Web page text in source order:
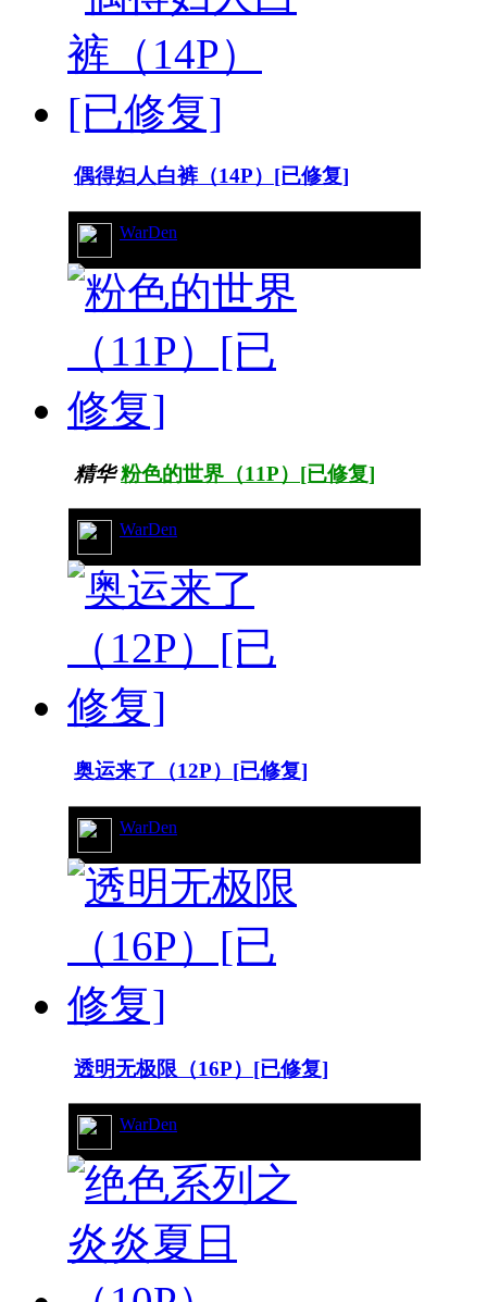
偶得妇人白裤（14P）[已修复]
WarDen
精华 粉色的世界（11P）[已修复]
WarDen
奥运来了（12P）[已修复]
WarDen
透明无极限（16P）[已修复]
WarDen